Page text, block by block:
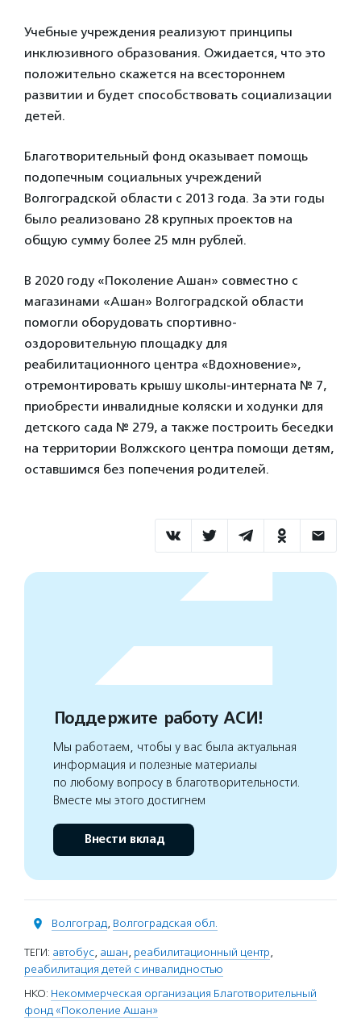
Учебные учреждения реализуют принципы
инклюзивного образования. Ожидается, что это
положительно скажется на всестороннем
развитии и будет способствовать социализации
детей.
Благотворительный фонд оказывает помощь
подопечным социальных учреждений
Волгоградской области с 2013 года. За эти годы
было реализовано 28 крупных проектов на
общую сумму более 25 млн рублей.
В 2020 году «Поколение Ашан» совместно с
магазинами «Ашан» Волгоградской области
помогли оборудовать спортивно-
оздоровительную площадку для
реабилитационного центра «Вдохновение»,
отремонтировать крышу школы-интерната № 7,
приобрести инвалидные коляски и ходунки для
детского сада № 279, а также построить беседки
на территории Волжского центра помощи детям,
оставшимся без попечения родителей.
Поддержите работу АСИ!
Мы работаем, чтобы у вас была актуальная
информация и полезные материалы
по любому вопросу в благотворительности.
Вместе мы этого достигнем
Внести вклад
Волгоград, Волгоградская обл.
ТЕГИ: автобус, ашан, реабилитационный центр,
реабилитация детей с инвалидностью
НКО: Некоммерческая организация Благотворительный
фонд «Поколение Ашан»